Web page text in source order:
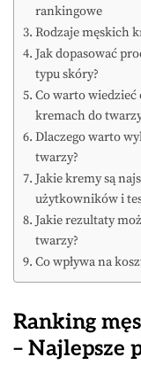
rankingowe
Rodzaje męskich
Jak dopasować
typu skóry?
Co warto
kremach do
Dlaczego warto
twarzy?
Jakie kremy są
użytkowników i
Jakie rezultaty
twarzy?
Co wpływa na
Ranking
– Najlepsze